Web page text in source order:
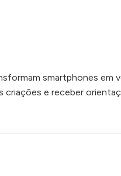
smartphones em
e receber